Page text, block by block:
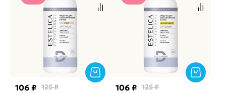
106 ₽ 125 ₽ 106 ₽ 125 ₽